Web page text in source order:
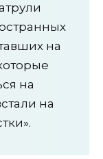
на
на
на